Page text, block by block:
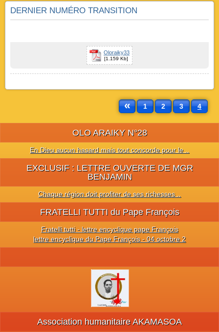
DERNIER NUMÉRO TRANSITION
Oloraiky33
[1.159 Kb]
« 1 2 3 4
OLO ARAIKY N°28
En Dieu aucun hasard mais tout concorde pour le ..
EXCLUSIF : LETTRE OUVERTE DE MGR
BENJAMIN
Chaque région doit profiter de ses richesses ..
FRATELLI TUTTI du Pape François
Fratelli tutti - lettre encyclique pape François
lettre encyclique du Pape François - 04 octobre 2
Association humanitaire AKAMASOA